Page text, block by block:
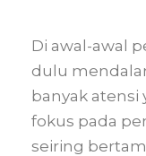
Di awal-awal
dulu
banyak atensi
fokus pada
seiring